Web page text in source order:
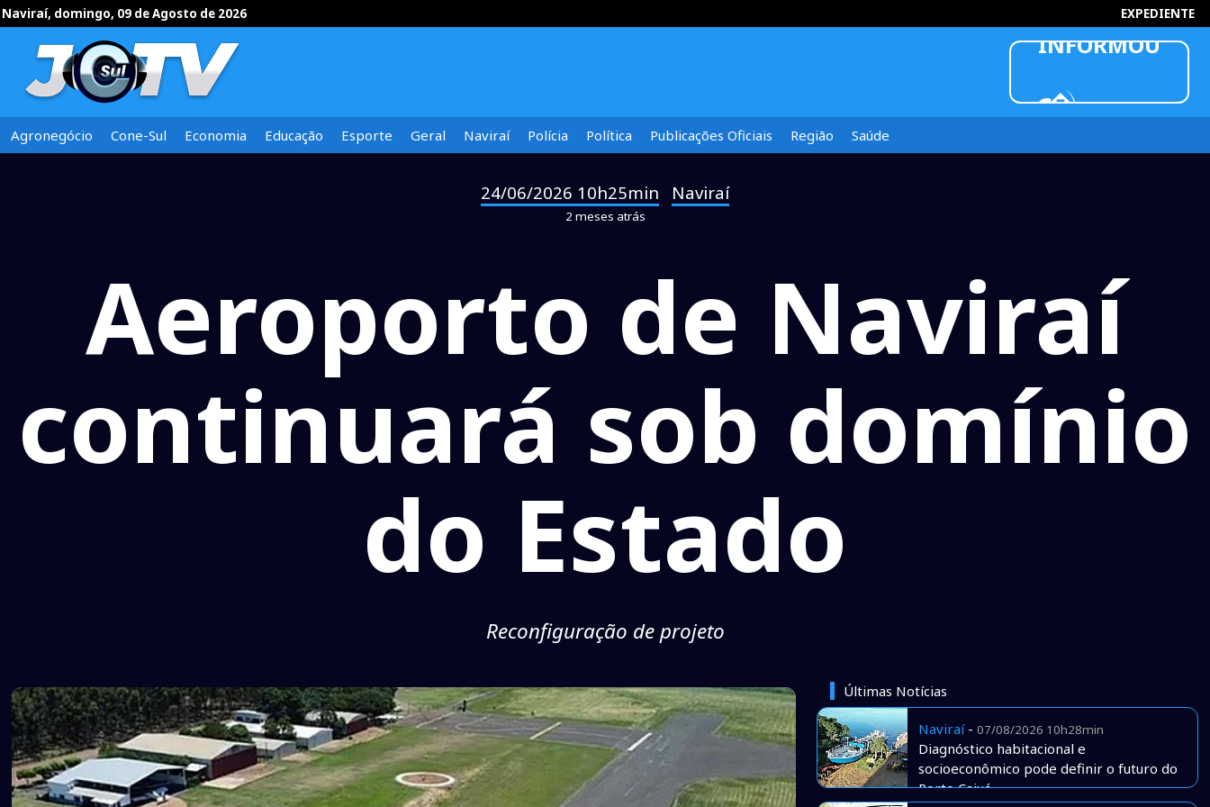
Naviraí, domingo, 09 de Agosto de 2026 EXPEDIENTE
INFORMOU
Agronegócio Cone-Sul Economia Educação Esporte Geral Naviraí Polícia Política Publicações Oficiais Região Saúde
24/06/2026 10h25min Naviraí
2 meses atrás
Aeroporto de Naviraí
continuará sob domínio
do Estado
Reconfiguração de projeto
Últimas Notícias
Naviraí- 07/08/2026 10h28min
Diagnóstico habitacional e
socioeconômico pode definir o futuro do
Porto Caiuá